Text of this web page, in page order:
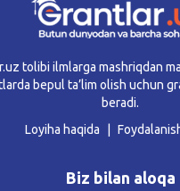
tolibi ilmlarga mashriqdan
bepul ta’lim olish uchun
beradi.
Loyiha haqida
Biz bilan aloqa